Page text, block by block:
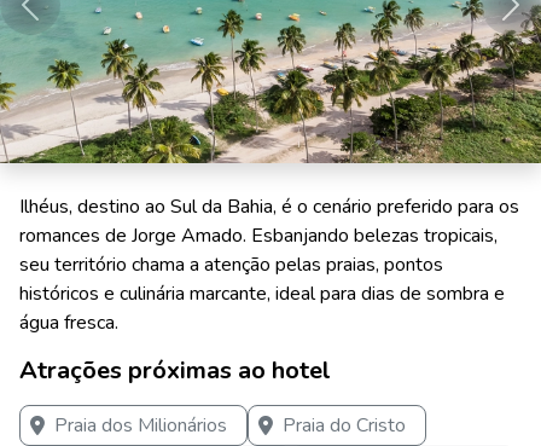
Anterior
Ilhéus, destino ao Sul da Bahia, é o cenário preferido para os
romances de Jorge Amado. Esbanjando belezas tropicais,
seu território chama a atenção pelas praias, pontos
históricos e culinária marcante, ideal para dias de sombra e
água fresca.
Atrações próximas ao hotel
Praia dos Milionários
Praia do Cristo